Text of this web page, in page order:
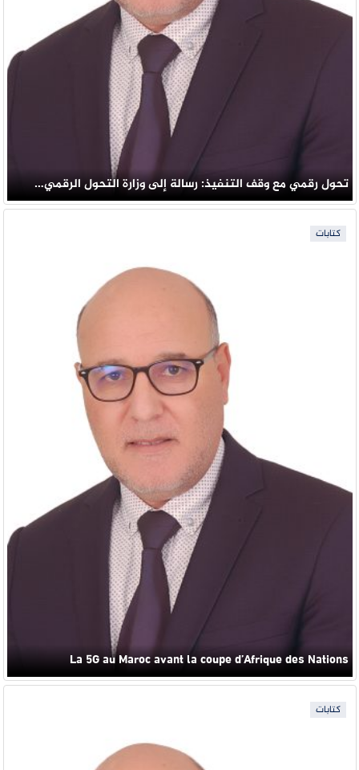
تحول رقمي مع وقف التنفيذ: رسالة إلى وزارة التحول الرقمي…
كتابات
La 5G au Maroc avant la coupe d’Afrique des Nations
كتابات